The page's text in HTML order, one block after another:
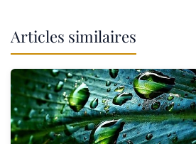
Articles similaires